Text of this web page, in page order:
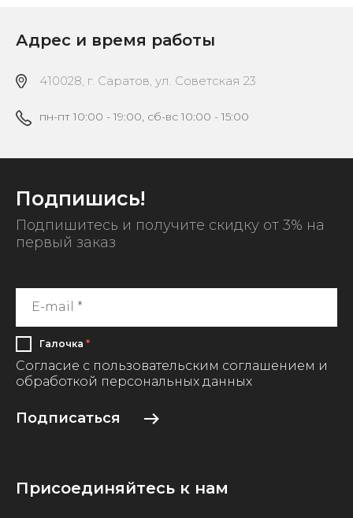
Адрес и время работы
410028, г. Саратов, ул. Советская 23
пн-пт 10:00 - 19:00, сб-вс 10:00 - 15:00
Подпишись!
Подпишитесь и получите скидку от 3% на
первый заказ
Галочка *
Согласие с пользовательским соглашением и
обработкой персональных данных
Подписаться
Присоединяйтесь к нам